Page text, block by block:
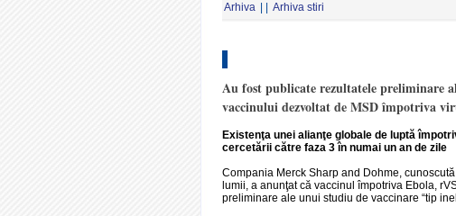
Arhiva Arhiva stiri
Au fost publicate rezultatele preliminare
vaccinului dezvoltat de MSD împotriva
Existenţa unei alianţe globale de luptă
cercetării către faza 3 în numai un an de zile
Compania Merck Sharp and Dohme,
lumii, a anunţat că vaccinul împotriva Ebola,
preliminare ale unui studiu de vaccinare “tip